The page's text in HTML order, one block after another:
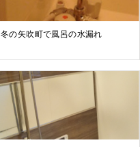
冬の矢吹町で風呂の水漏れ